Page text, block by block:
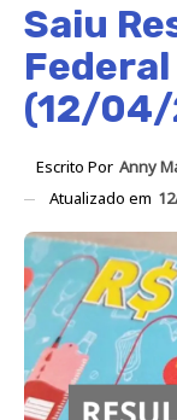
Saiu
(12/
Escrito Por Anny
Atualizado em